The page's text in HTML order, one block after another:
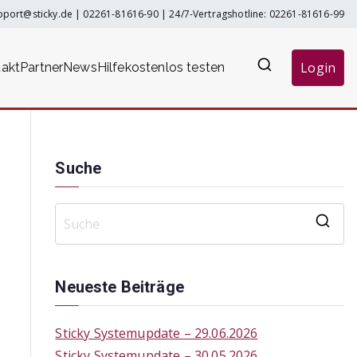
| 02261-81616-90| 24/7-Vertragshotline: 02261-81616-99
PartnerNewsHilfekostenlos testen Login
Suche
r
Neueste Beiträge
Sticky Systemupdate – 29.06.2026